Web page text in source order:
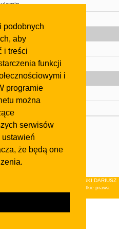
podobnych
aby
i treści
funkcji
i
programie
można
serwisów
ustawień
że będą one
biznesu
autokomisy
się z nami
Prywatności.
FB
FIRMA NEON MAREK KLUCZEWSKI DARIUSZ
15, 32-300 Olkusz . Wszystkie prawa